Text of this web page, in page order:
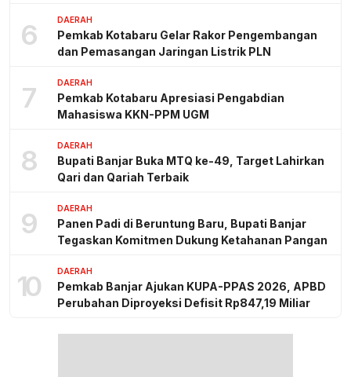
6 DAERAH
Pemkab Kotabaru Gelar Rakor Pengembangan
dan Pemasangan Jaringan Listrik PLN
7 DAERAH
Pemkab Kotabaru Apresiasi Pengabdian
Mahasiswa KKN-PPM UGM
8 DAERAH
Bupati Banjar Buka MTQ ke-49, Target Lahirkan
Qari dan Qariah Terbaik
9 DAERAH
Panen Padi di Beruntung Baru, Bupati Banjar
Tegaskan Komitmen Dukung Ketahanan Pangan
10 DAERAH
Pemkab Banjar Ajukan KUPA-PPAS 2026, APBD
Perubahan Diproyeksi Defisit Rp847,19 Miliar